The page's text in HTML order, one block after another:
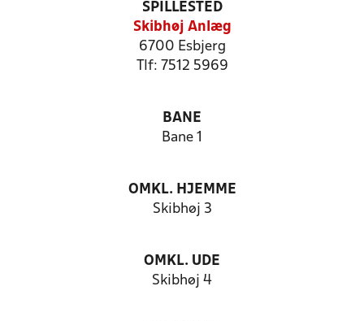
SPILLESTED
Skibhøj Anlæg
6700 Esbjerg
Tlf: 7512 5969
BANE
Bane 1
OMKL. HJEMME
Skibhøj 3
OMKL. UDE
Skibhøj 4